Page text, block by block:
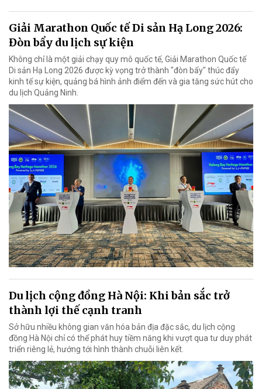
Giải Marathon Quốc tế Di sản Hạ Long 2026:
Đòn bẩy du lịch sự kiện
Không chỉ là một giải chạy quy mô quốc tế, Giải Marathon Quốc tế
Di sản Hạ Long 2026 được kỳ vọng trở thành "đòn bẩy" thúc đẩy
kinh tế sự kiện, quảng bá hình ảnh điểm đến và gia tăng sức hút cho
du lịch Quảng Ninh.
Du lịch cộng đồng Hà Nội: Khi bản sắc trở
thành lợi thế cạnh tranh
Sở hữu nhiều không gian văn hóa bản địa đặc sắc, du lịch cộng
đồng Hà Nội chỉ có thể phát huy tiềm năng khi vượt qua tư duy phát
triển riêng lẻ, hướng tới hình thành chuỗi liên kết.